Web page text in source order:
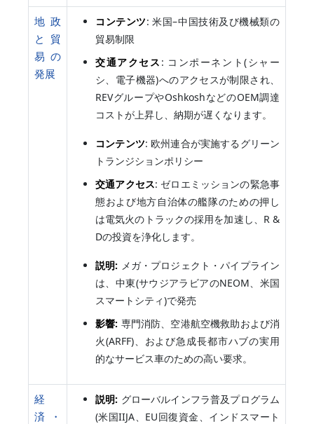
地政
と貿
易の
発展
コンテンツ: 米国–中国技術及び機械類の
貿易制限
交通アクセス : コンポーネント(シャー
シ、電子機器)へのアクセスが制限され、
REVグループやOshkoshなどのOEM調達
コストが上昇し、納期が遅くなります。
コンテンツ: 欧州連合が実施するグリーン
トランジションポリシー
交通アクセス: ゼロエミッションの緊急事
態および地方自治体の艦隊のための押し
は電気火のトラックの採用を加速し、R &
Dの投資を浄化します。
説明: メガ・プロジェクト・パイプライン
は、中東(サウジアラビアのNEOM、米国
スマートシティ)で発売
影響: 専門消防、空港航空機救助および消
火(ARFF)、および急成長都市ハブの実用
的なサービス車のための高い要求。
経
済・
説明: グローバルインフラ普及プログラム
(米国IIJA、EU回復資金、インドスマート